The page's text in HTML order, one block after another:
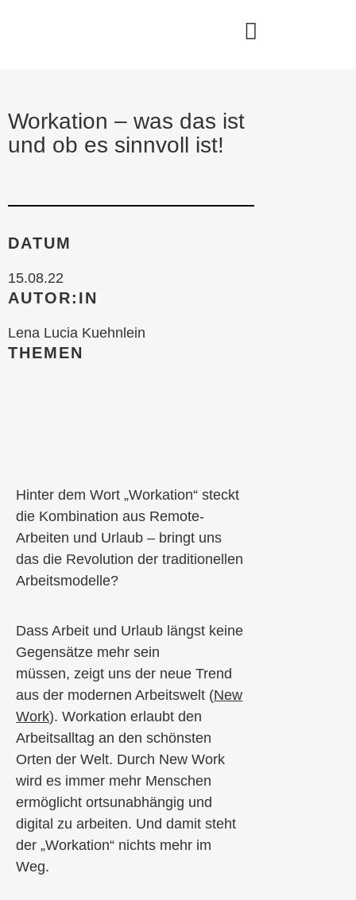
Workation – was das ist
und ob es sinnvoll ist!
DATUM
15.08.22
AUTOR:IN
Lena Lucia Kuehnlein
THEMEN
Hinter dem Wort „Workation“ steckt
die Kombination aus Remote-
Arbeiten und Urlaub – bringt uns
das die Revolution der traditionellen
Arbeitsmodelle?
Dass Arbeit und Urlaub längst keine
Gegensätze mehr sein
müssen, zeigt uns der neue Trend
aus der modernen Arbeitswelt (New
Work). Workation erlaubt den
Arbeitsalltag an den schönsten
Orten der Welt. Durch New Work
wird es immer mehr Menschen
ermöglicht ortsunabhängig und
digital zu arbeiten. Und damit steht
der „Workation“ nichts mehr im
Weg.